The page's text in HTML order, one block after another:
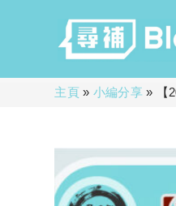
主頁» 小編分享»